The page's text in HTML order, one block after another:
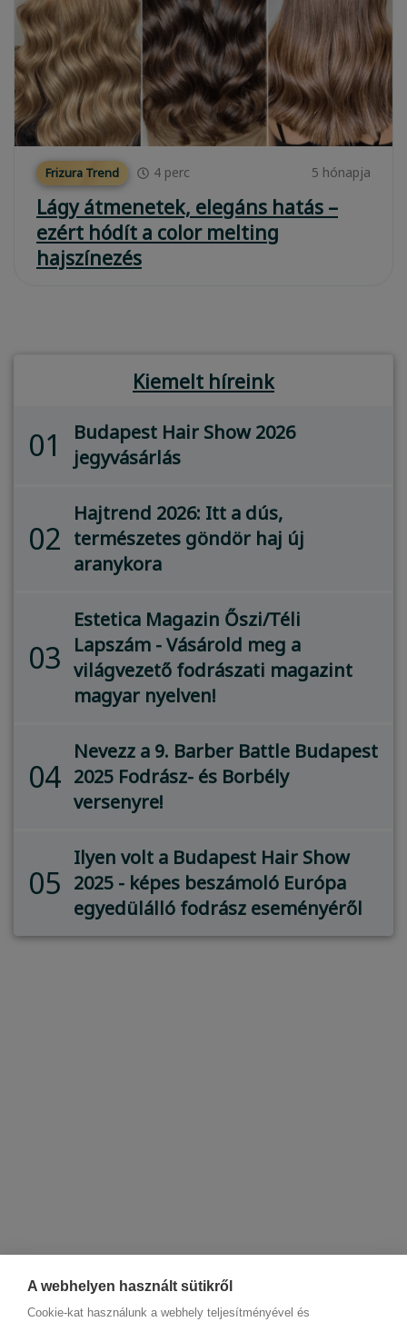
A webhelyen használt sütikről
Cookie-kat használunk a webhely teljesítményével és
Frizura Trend 4 perc 5 hónapja
Lágy átmenetek, elegáns hatás –
ezért hódít a color melting
hajszínezés
Kiemelt híreink
01
Budapest Hair Show 2026
jegyvásárlás
02
Hajtrend 2026: Itt a dús,
természetes göndör haj új
aranykora
03
Estetica Magazin Őszi/Téli
Lapszám - Vásárold meg a
világvezető fodrászati magazint
magyar nyelven!
04
Nevezz a 9. Barber Battle Budapest
2025 Fodrász- és Borbély
versenyre!
05
Ilyen volt a Budapest Hair Show
2025 - képes beszámoló Európa
egyedülálló fodrász eseményéről